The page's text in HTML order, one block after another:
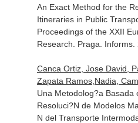
An Exact Method for the
Itineraries in Public
Proceedings of the XXII
Research . Praga. Informs.
Canca Ortiz, Jose David,
Zapata Ramos,Nadia,
Una Metodolog?a Basada
Resoluci?N de Modelos
N del Transporte